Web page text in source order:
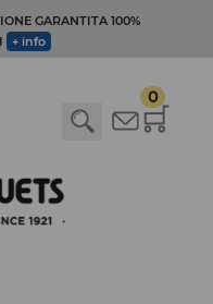
GARANTITA 100%
+ info
0